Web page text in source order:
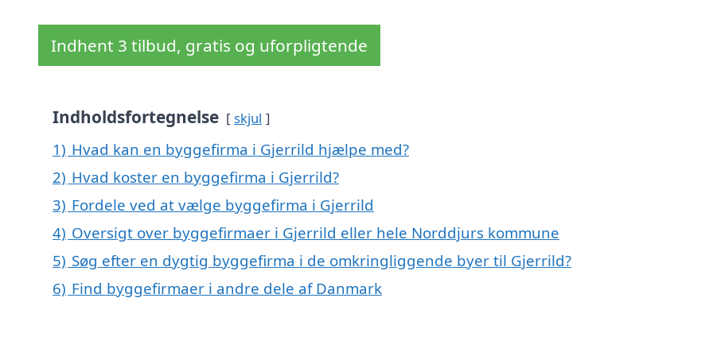
Indhent 3 tilbud, gratis og uforpligtende
Indholdsfortegnelse skjul
1) Hvad kan en byggefirma i Gjerrild hjælpe med?
2) Hvad koster en byggefirma i Gjerrild?
3) Fordele ved at vælge byggefirma i Gjerrild
4) Oversigt over byggefirmaer i Gjerrild eller hele Norddjurs kommune
5) Søg efter en dygtig byggefirma i de omkringliggende byer til Gjerrild?
6) Find byggefirmaer i andre dele af Danmark